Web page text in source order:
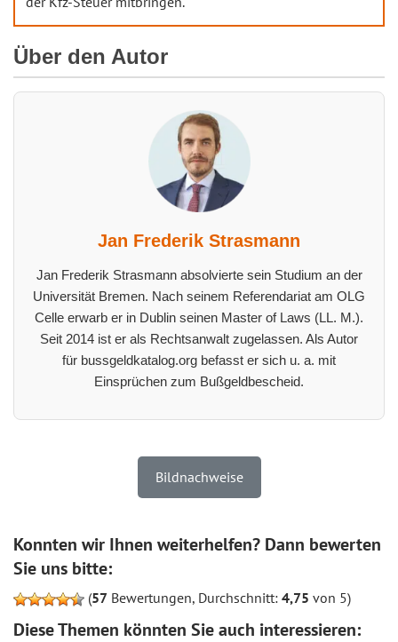
Über den Autor
Jan Frederik Strasmann
Jan Frederik Strasmann absolvierte sein Studium an der
Universität Bremen. Nach seinem Referendariat am OLG
Celle erwarb er in Dublin seinen Master of Laws (LL. M.).
Seit 2014 ist er als Rechtsanwalt zugelassen. Als Autor
für bussgeldkatalog.org befasst er sich u. a. mit
Einsprüchen zum Bußgeldbescheid.
Bildnachweise
Konnten wir Ihnen weiterhelfen? Dann bewerten
Sie uns bitte:
(57 Bewertungen, Durchschnitt: 4,75 von 5)
Diese Themen könnten Sie auch interessieren: